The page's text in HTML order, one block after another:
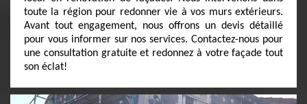
toute la région pour redonner vie à vos murs extérieurs.
Avant tout engagement, nous offrons un devis détaillé
pour vous informer sur nos services. Contactez-nous pour
une consultation gratuite et redonnez à votre façade tout
son éclat!